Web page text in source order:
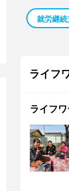
就労継
ライフ
ライフ